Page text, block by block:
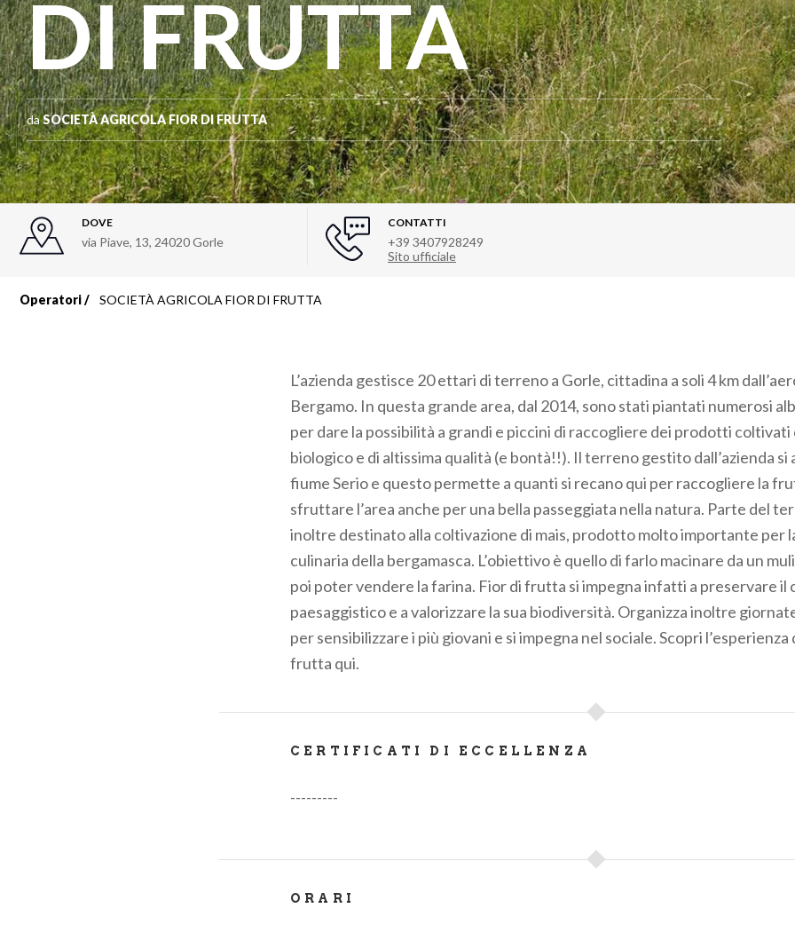
DI FRUTTA
daSOCIETÀ AGRICOLA FIOR DI FRUTTA
DOVE
via Piave, 13, 24020Gorle
CONTATTI
+39 3407928249
Sito ufficiale
Briciole
Operatori SOCIETÀ AGRICOLA FIOR DI FRUTTA
L’azienda gestisce 20 ettari di terreno a Gorle, cittadina a soli 4 km
Bergamo. In questa grande area, dal 2014, sono stati piantati numerosi
per dare la possibilità a grandi e piccini di raccogliere dei prodotti
biologico e di altissima qualità (e bontà!!). Il terreno gestito dall’azienda si
fiume Serio e questo permette a quanti si recano qui per raccogliere la
sfruttare l’area anche per una bella passeggiata nella natura. Parte del
inoltre destinato alla coltivazione di mais, prodotto molto importante per
culinaria della bergamasca. L’obiettivo è quello di farlo macinare da un
poi poter vendere la farina. Fior di frutta si impegna infatti a preservare il
paesaggistico e a valorizzare la sua biodiversità. Organizza inoltre
per sensibilizzare i più giovani e si impegna nel sociale. Scopri
frutta qui.
CERTIFICATI DI ECCELLENZA
---------
ORARI